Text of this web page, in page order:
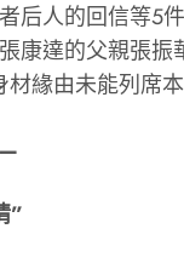
后人的回信等5
康達的父親張
緣由未能列席
”